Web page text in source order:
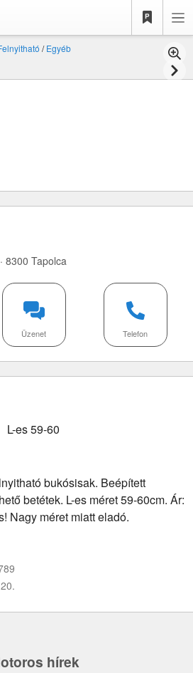
/Egyéb
8300 Tapolca
Telefon
Üzenet
L-es 59-60
bukósisak. Beépített
betétek. L-es méret 59-60cm. Ár:
Nagy méret miatt eladó.
hírek